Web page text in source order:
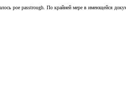
poe passtrough. По крайней мере в имеющейся